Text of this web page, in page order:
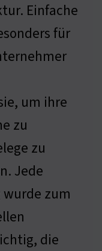
Einfache
für
um ihre
zu
zu
Jede
zum
die